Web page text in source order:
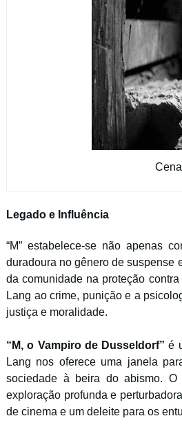
Legado e Influência
“M” estabelece-se não apenas
duradoura no gênero de suspense
da comunidade na proteção
Lang ao crime, punição e a
justiça e moralidade.
“M, o Vampiro de Dusseldorf” é
Lang nos oferece uma janela
sociedade à beira do abismo.
exploração profunda e
de cinema e um deleite para os